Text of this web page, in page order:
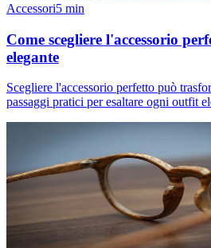
Accessori5 min
Come scegliere l'accessorio
elegante
Scegliere l'accessorio perfetto può
passaggi pratici per esaltare ogni outfit